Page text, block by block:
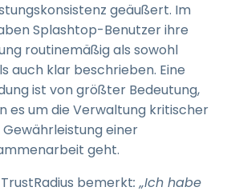
geäußert. Im
Splashtop-Benutzer ihre
routinemäßig als sowohl
auch klar beschrieben. Eine
ist von größter Bedeutung,
es um die Verwaltung kritischer
einer
geht.
bemerkt: „Ich habe